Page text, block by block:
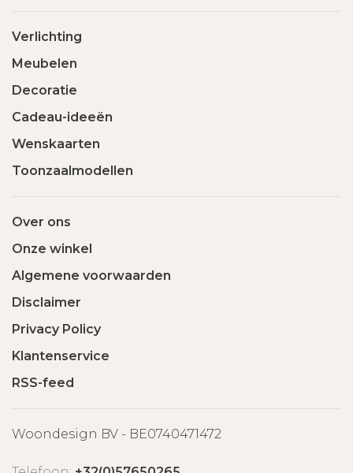
Verlichting
Meubelen
Decoratie
Cadeau-ideeën
Wenskaarten
Toonzaalmodellen
Over ons
Onze winkel
Algemene voorwaarden
Disclaimer
Privacy Policy
Klantenservice
RSS-feed
Woondesign BV - BE0740471472